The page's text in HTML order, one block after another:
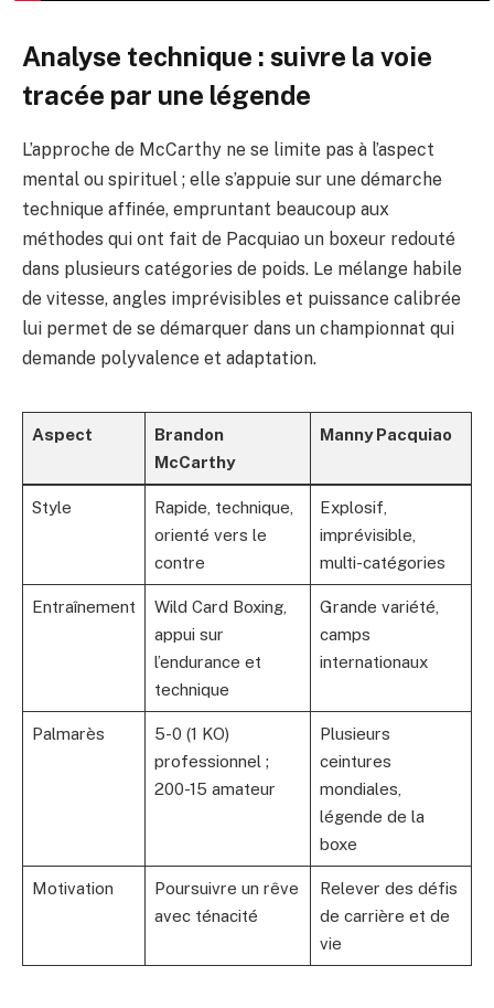
Analyse technique : suivre la voie
tracée par une légende
L’approche de McCarthy ne se limite pas à l’aspect
mental ou spirituel ; elle s’appuie sur une démarche
technique affinée, empruntant beaucoup aux
méthodes qui ont fait de Pacquiao un boxeur redouté
dans plusieurs catégories de poids. Le mélange habile
de vitesse, angles imprévisibles et puissance calibrée
lui permet de se démarquer dans un championnat qui
demande polyvalence et adaptation.
Aspect
Brandon
McCarthy
Manny Pacquiao
Style
Rapide, technique,
orienté vers le
contre
Explosif,
imprévisible,
multi-catégories
Entraînement
Wild Card Boxing,
appui sur
l’endurance et
technique
Grande variété,
camps
internationaux
Palmarès
5-0 (1 KO)
professionnel ;
200-15 amateur
Plusieurs
ceintures
mondiales,
légende de la
boxe
Motivation
Poursuivre un rêve
avec ténacité
Relever des défis
de carrière et de
vie